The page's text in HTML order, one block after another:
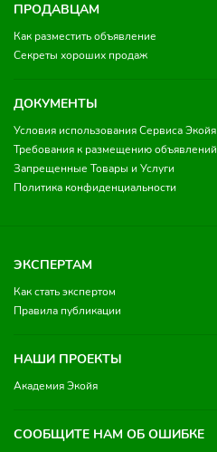
ПРОДАВЦАМ
Как разместить объявление
Секреты хороших продаж
ДОКУМЕНТЫ
Условия использования Сервиса Экойя
Требования к размещению объявлений
Запрещенные Товары и Услуги
Политика конфиденциальности
ЭКСПЕРТАМ
Как стать экспертом
Правила публикации
НАШИ ПРОЕКТЫ
Академия Экойя
СООБЩИТЕ НАМ ОБ ОШИБКЕ